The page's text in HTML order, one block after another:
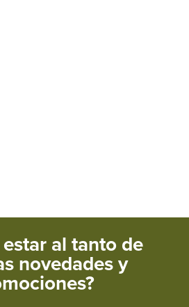
estar al tanto de
novedades y